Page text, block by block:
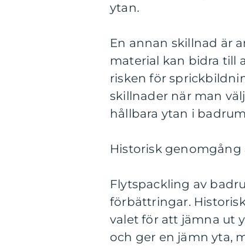
ytan.
En annan skillnad är
material kan bidra till
risken för
skillnader när man
hållbara ytan i
Historisk
Flytspackling av
förbättringar.
valet för att jämna ut
och ger en jämn yta,